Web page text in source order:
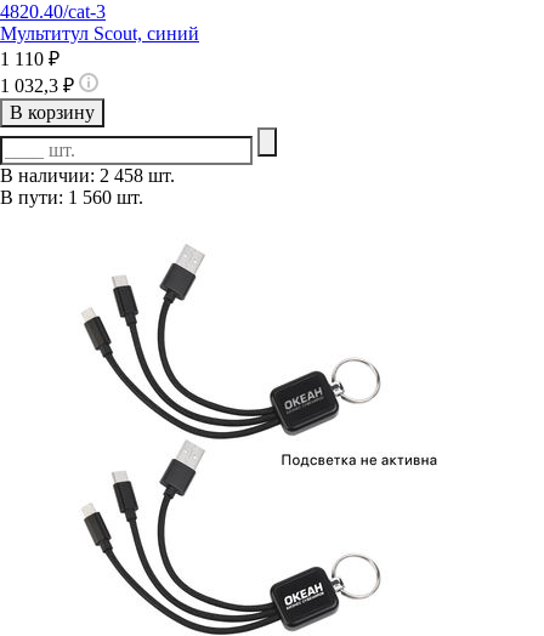
4820.40/cat-3
Мультитул Scout, синий
1 110 ₽
1 032,3 ₽
В корзину
В наличии: 2 458 шт.
В пути: 1 560 шт.